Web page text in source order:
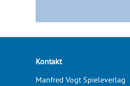
Kontakt
Manfred Vogt Spieleverlag